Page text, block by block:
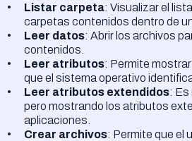
Listar carpeta: Visualizar el
carpetas contenidos dentro de
Leer datos: Abrir los archivos
contenidos.
Leer atributos: Permite
que el sistema operativo
Leer atributos extendidos: Es
pero mostrando los atributos
aplicaciones.
Crear archivos: Permite que el